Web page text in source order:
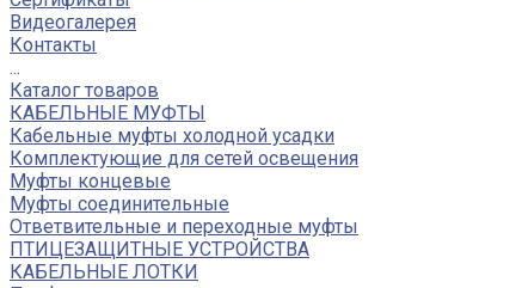
Видеогалерея
Контакты
...
Каталог товаров
КАБЕЛЬНЫЕ МУФТЫ
Кабельные муфты холодной усадки
Комплектующие для сетей освещения
Муфты концевые
Муфты соединительные
Ответвительные и переходные муфты
ПТИЦЕЗАЩИТНЫЕ УСТРОЙСТВА
КАБЕЛЬНЫЕ ЛОТКИ